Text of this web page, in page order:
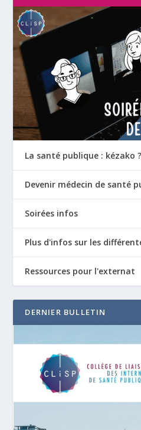
La santé publique : kézako ?
Devenir médecin de santé
Soirées infos
Plus d'infos sur les
Ressources pour l'externat
DERNIER BULLETIN